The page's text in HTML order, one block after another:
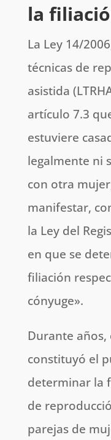
la
La Ley 14/
técnicas de
asistida
artículo 7.3
estuviere
legalmente ni
con otra
manifestar,
la Ley del
en que se
filiación
cónyuge».
Durante
constituyó el
determinar la
de
parejas de